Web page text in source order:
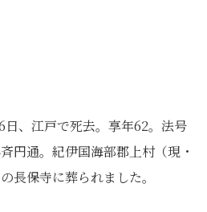
日、江戸で死去。享年62。法号
円通。紀伊国海部郡上村（現・
長保寺に葬られました。